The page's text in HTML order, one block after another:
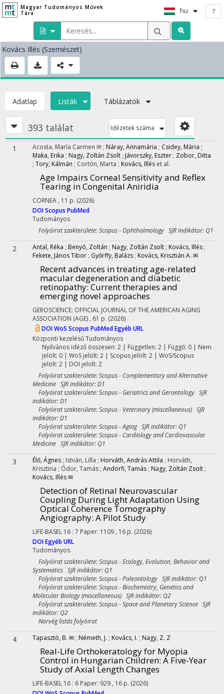
Magyar Tudományos Művek
Tára
hu ?
Kovács Illés (Szemészet)
Adatlap Listák Táblázatok
393 találat Idézetek száma
1 Acosta, María Carmen ✉ ; Náray, Annamária ; Csidey, Mária ;
Maka, Erika ; Nagy, Zoltán Zsolt ; Jávorszky, Eszter ; Zobor, Ditta
; Tory, Kálmán ; Cortón, Marta ; Kovács, Illés et al.
Age Impairs Corneal Sensitivity and Reflex
Tearing in Congenital Aniridia
CORNEA , 11 p. (2026)
DOIScopus PubMed
Tudományos
Folyóirat szakterülete: Scopus - Ophthalmology SJR indikátor: Q1
2 Antal, Réka ; Benyó, Zoltán ; Nagy, Zoltán Zsolt ; Kovács, Illés ;
Fekete, János Tibor ; Győrffy, Balázs ; Kovács, Krisztián A. ✉
Recent advances in treating age-related
macular degeneration and diabetic
retinopathy: Current therapies and
emerging novel approaches
GEROSCIENCE: OFFICIAL JOURNAL OF THE AMERICAN AGING
ASSOCIATION (AGE) , 61 p. (2026)
DOIWoS Scopus PubMedEgyéb URL
Központi kezelésűTudományos
Nyilvános idéző összesen: 2| Független: 2 | Függő: 0 | Nem
jelölt: 0 | WoS jelölt: 2 | Scopus jelölt: 2 | WoS/Scopus
jelölt: 2 | DOI jelölt: 2
Folyóirat szakterülete: Scopus - Complementary and Alternative
Medicine SJR indikátor: D1
Folyóirat szakterülete: Scopus - Geriatrics and Gerontology SJR
indikátor: D1
Folyóirat szakterülete: Scopus - Veterinary (miscellaneous) SJR
indikátor: D1
Folyóirat szakterülete: Scopus - Aging SJR indikátor: Q1
Folyóirat szakterülete: Scopus - Cardiology and Cardiovascular
Medicine SJR indikátor: Q1
3 Élő, Ágnes ; István, Lilla ; Horváth, András Attila ; Horváth,
Krisztina ; Ódor, Tamás ; Andorfi, Tamás ; Nagy, Zoltán Zsolt ;
Kovács, Illés ✉
Detection of Retinal Neurovascular
Coupling During Light Adaptation Using
Optical Coherence Tomography
Angiography: A Pilot Study
LIFE-BASEL 16 : 7 Paper: 1109 , 16 p. (2026)
DOIEgyéb URL
Tudományos
Folyóirat szakterülete: Scopus - Ecology, Evolution, Behavior and
Systematics SJR indikátor: Q1
Folyóirat szakterülete: Scopus - Paleontology SJR indikátor: Q1
Folyóirat szakterülete: Scopus - Biochemistry, Genetics and
Molecular Biology (miscellaneous) SJR indikátor: Q2
Folyóirat szakterülete: Scopus - Space and Planetary Science SJR
indikátor: Q2
Norvég listás folyóirat
4 Tapasztó, B. ✉ ; Németh, J. ; Kovács, I. ; Nagy, Z. Z
Real-Life Orthokeratology for Myopia
Control in Hungarian Children: A Five-Year
Study of Axial Length Changes
LIFE-BASEL 16 : 6 Paper: 929 , 16 p. (2026)